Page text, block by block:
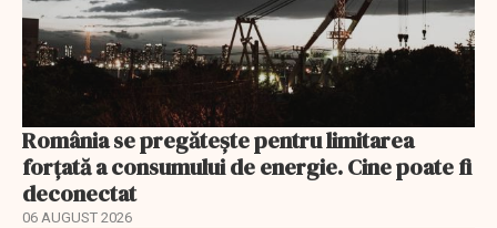
România se pregătește pentru limitarea
forțată a consumului de energie. Cine poate fi
deconectat
06 AUGUST 2026